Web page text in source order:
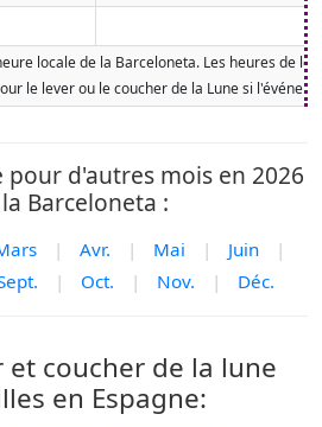
locale de la Barceloneta. Les heures de
le lever ou le coucher de la Lune si
d'autres mois en 2026
Barceloneta :
| Avr. | Mai | Juin
|
| Oct. | Nov. | Déc.
et coucher de la lune
en Espagne: